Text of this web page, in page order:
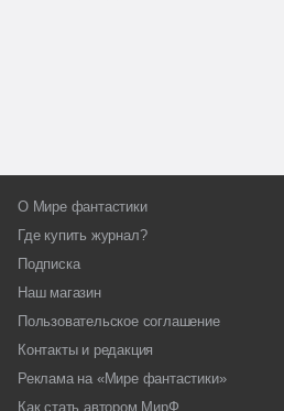
О Мире фантастики
Где купить журнал?
Подписка
Наш магазин
Пользовательское соглашение
Контакты и редакция
Реклама на «Мире фантастики»
Как стать автором МирФ